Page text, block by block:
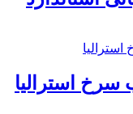
سرخ استرالیا